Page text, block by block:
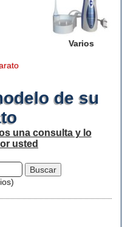
Varios
de su
una consulta y lo
usted